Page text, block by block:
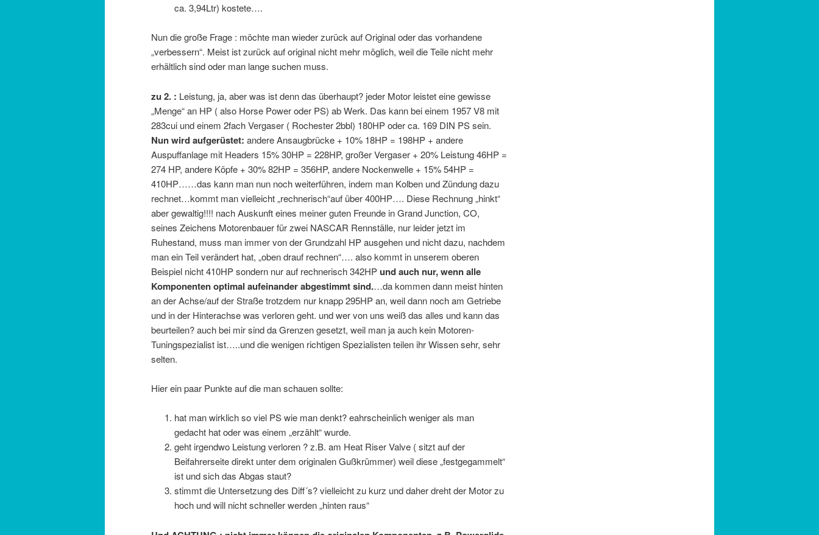
ca. 3,94Ltr) kostete….
Nun die große Frage : möchte man wieder zurück auf Original oder das vorhandene
„verbessern“. Meist ist zurück auf original nicht mehr möglich, weil die Teile nicht mehr
erhältlich sind oder man lange suchen muss.
zu 2. : Leistung, ja, aber was ist denn das überhaupt? jeder Motor leistet eine gewisse
„Menge“ an HP ( also Horse Power oder PS) ab Werk. Das kann bei einem 1957 V8 mit
283cui und einem 2fach Vergaser ( Rochester 2bbl) 180HP oder ca. 169 DIN PS sein.
Nun wird aufgerüstet: andere Ansaugbrücke + 10% 18HP = 198HP + andere
Auspuffanlage mit Headers 15% 30HP = 228HP, großer Vergaser + 20% Leistung 46HP =
274 HP, andere Köpfe + 30% 82HP = 356HP, andere Nockenwelle + 15% 54HP =
410HP……das kann man nun noch weiterführen, indem man Kolben und Zündung dazu
rechnet…kommt man vielleicht „rechnerisch“auf über 400HP…. Diese Rechnung „hinkt“
aber gewaltig!!!! nach Auskunft eines meiner guten Freunde in Grand Junction, CO,
seines Zeichens Motorenbauer für zwei NASCAR Rennställe, nur leider jetzt im
Ruhestand, muss man immer von der Grundzahl HP ausgehen und nicht dazu, nachdem
man ein Teil verändert hat, „oben drauf rechnen“…. also kommt in unserem oberen
Beispiel nicht 410HP sondern nur auf rechnerisch 342HPund auch nur, wenn alle
Komponenten optimal aufeinander abgestimmt sind.…da kommen dann meist hinten
an der Achse/auf der Straße trotzdem nur knapp 295HP an, weil dann noch am Getriebe
und in der Hinterachse was verloren geht. und wer von uns weiß das alles und kann das
beurteilen? auch bei mir sind da Grenzen gesetzt, weil man ja auch kein Motoren-
Tuningspezialist ist…..und die wenigen richtigen Spezialisten teilen ihr Wissen sehr, sehr
selten.
Hier ein paar Punkte auf die man schauen sollte:
hat man wirklich so viel PS wie man denkt? eahrscheinlich weniger als man
gedacht hat oder was einem „erzählt“ wurde.
geht irgendwo Leistung verloren ? z.B. am Heat Riser Valve ( sitzt auf der
Beifahrerseite direkt unter dem originalen Gußkrümmer) weil diese „festgegammelt“
ist und sich das Abgas staut?
stimmt die Untersetzung des Diff´s? vielleicht zu kurz und daher dreht der Motor zu
hoch und will nicht schneller werden „hinten raus“